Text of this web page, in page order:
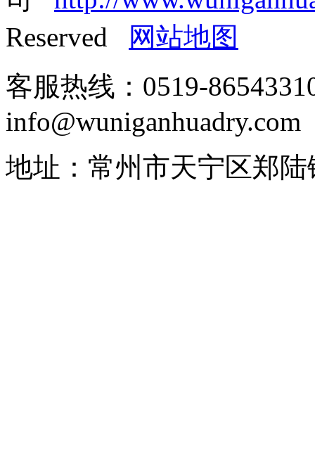
Reserved
网站地图
客服热线：0519-
info@wuniganhuadry.com
地址：常州市天宁区郑陆